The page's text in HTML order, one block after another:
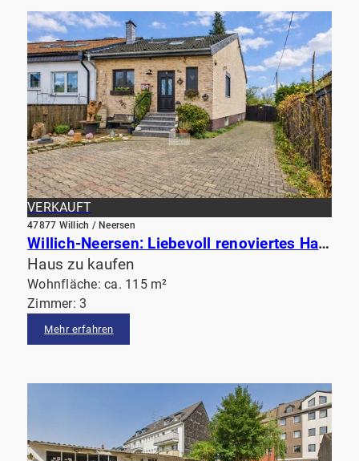
VERKAUFT
47877 Willich / Neersen
Willich-Neersen: Liebevoll renoviertes Haus mit großzügigem Garten & Pferdestall in ruhiger Lage
Haus zu kaufen
Wohnfläche: ca. 115 m²
Zimmer: 3
Mehr erfahren